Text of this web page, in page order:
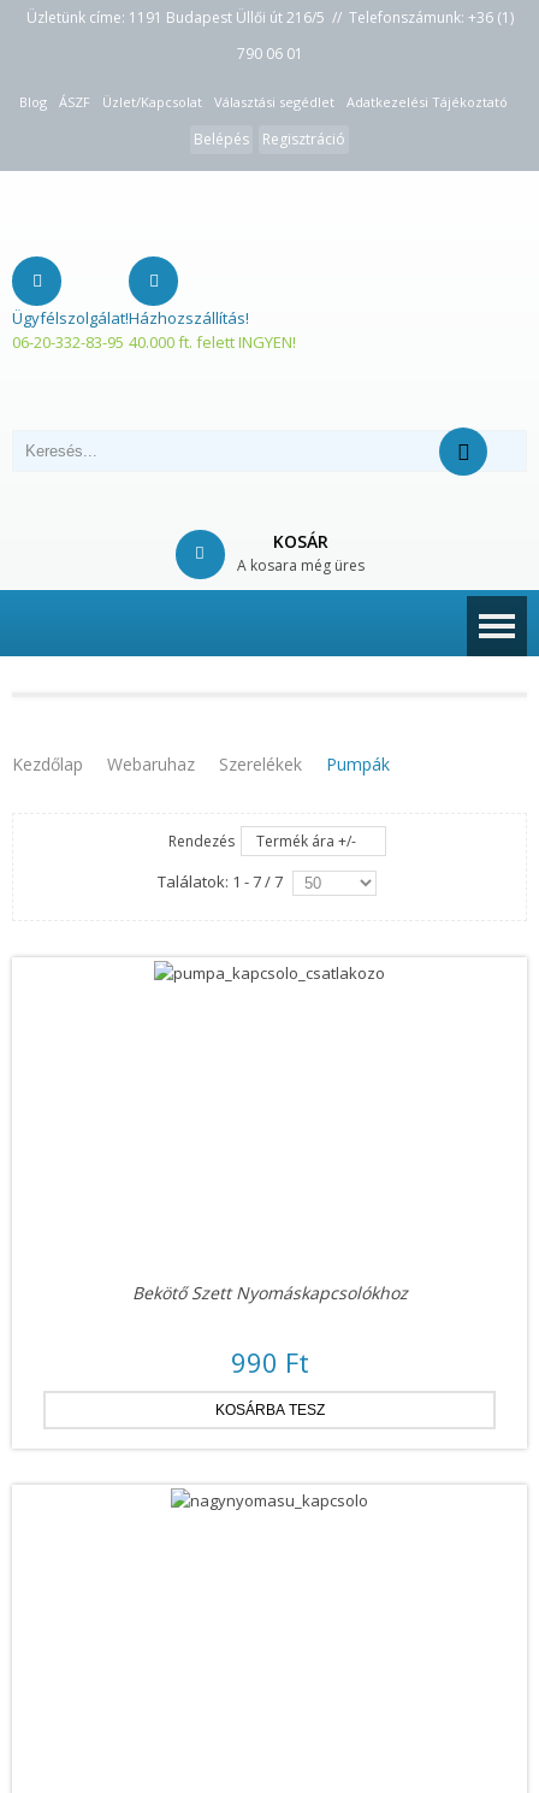
Üzletünk címe: 1191 Budapest Üllői út 216/5 // Telefonszámunk: +36 (1)
790 06 01
Blog ÁSZF Üzlet/Kapcsolat Választási segédlet Adatkezelési Tájékoztató
Belépés Regisztráció
Ügyfélszolgálat!
06-20-332-83-95
Házhozszállítás!
40.000 ft. felett INGYEN!
KOSÁR
A kosara még üres
Kezdőlap Webaruhaz Szerelékek Pumpák
Rendezés Termék ára +/-
Találatok: 1 - 7 / 7
Bekötő Szett Nyomáskapcsolókhoz
990 Ft